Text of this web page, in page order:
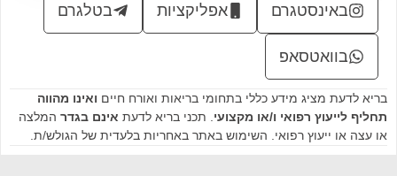
באינסטגרם אפליקציות בטלגרם
בוואטסאפ
בריא לדעת מציג מידע כללי בתחומי בריאות ואורח חיים ואינו מהווה
תחליף לייעוץ רפואי ו/או מקצועי . תכני בריא לדעת אינם בגדר המלצה
או עצה או ייעוץ רפואי. השימוש באתר באחריות בלעדית של הגולש/ת.